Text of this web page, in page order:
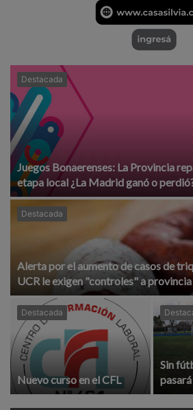
Destacada
Juegos Bonaerenses: La Provincia
etapa local ¿La Madrid ganó o
Destacada
Alerta por el aumento de casos de
UCR le exigen "controles" a provincia
Destacada
Nuevo curso en el CFL
Sin